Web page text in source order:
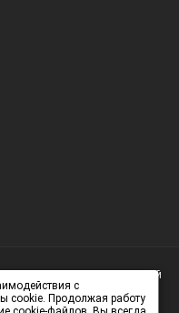
на то, что данный
характер и
с
cookie. Продолжая работу